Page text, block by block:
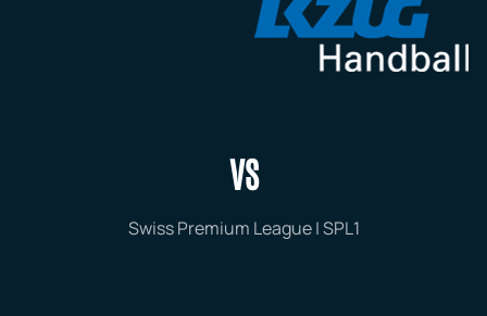
VS
Swiss Premium League | SPL1